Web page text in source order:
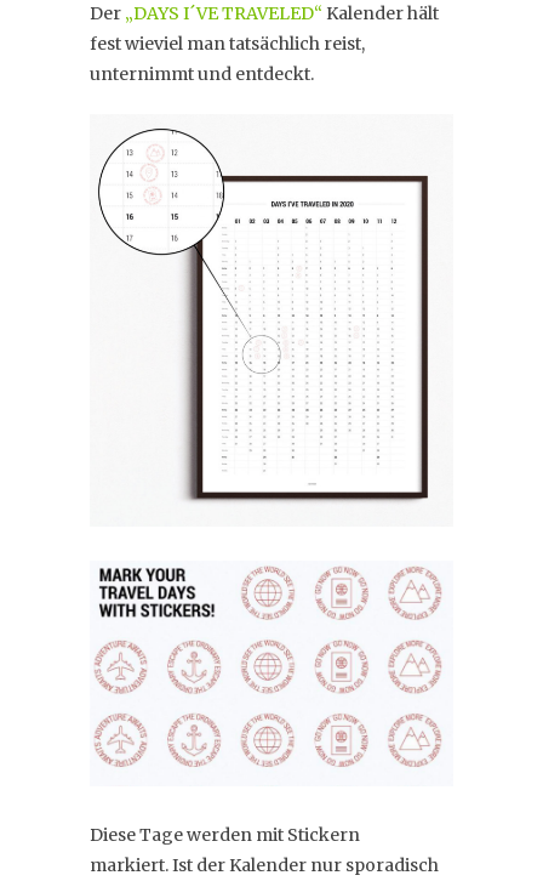
Der „DAYS I´VE TRAVELED“ Kalender hält
fest wieviel man tatsächlich reist,
unternimmt und entdeckt.
Diese Tage werden mit Stickern
markiert. Ist der Kalender nur sporadisch